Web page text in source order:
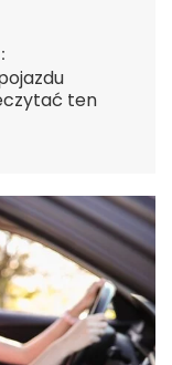
ten